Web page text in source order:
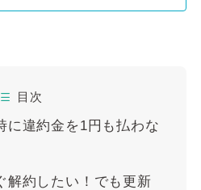
目次
に違約金を1円も払わな
解約したい！でも更新